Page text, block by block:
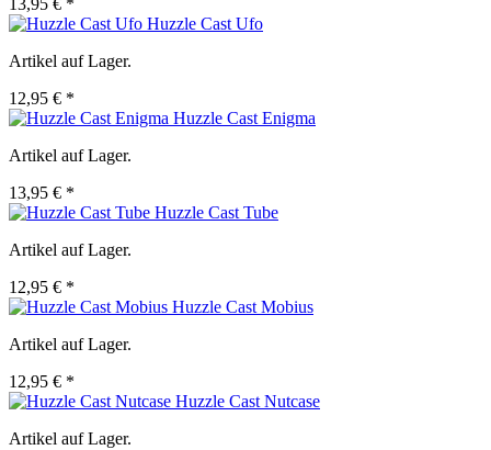
13,95 € *
Huzzle Cast Ufo
Artikel auf Lager.
12,95 € *
Huzzle Cast Enigma
Artikel auf Lager.
13,95 € *
Huzzle Cast Tube
Artikel auf Lager.
12,95 € *
Huzzle Cast Mobius
Artikel auf Lager.
12,95 € *
Huzzle Cast Nutcase
Artikel auf Lager.